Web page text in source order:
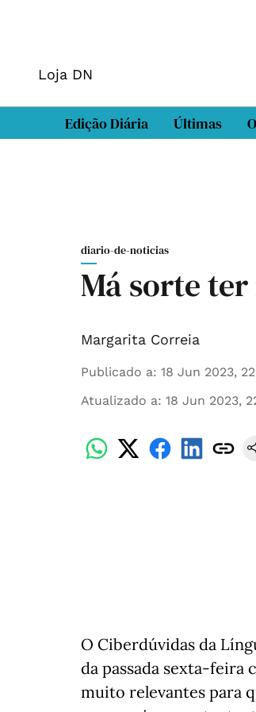
Loja DN
Edição Diária Últimas
diario-de-noticias
Má sorte
Margarita Correia
Publicado a: 18 Jun 2023,
Atualizado a: 18 Jun 2023,
O Ciberdúvidas da
da passada sexta-feira
muito relevantes para